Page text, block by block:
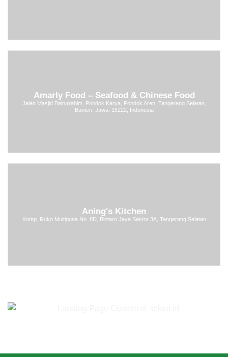
Amarly Food – Seafood & Chinese Food
Jalan Masjid Baiturrahim, Pondok Karya, Pondok Aren, Tangerang Selatan,
Banten, Jawa, 15222, Indonesia
Aning's Kitchen
Komp. Ruko Multiguna No. 8D, Bintaro Jaya Sektor 3A, Tangerang Selatan